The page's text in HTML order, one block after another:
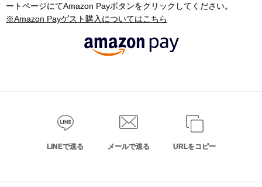
ートページにてAmazon Payボタンをクリックしてください。
※Amazon Payゲスト購入についてはこちら
LINEで送る メールで送る URLをコピー